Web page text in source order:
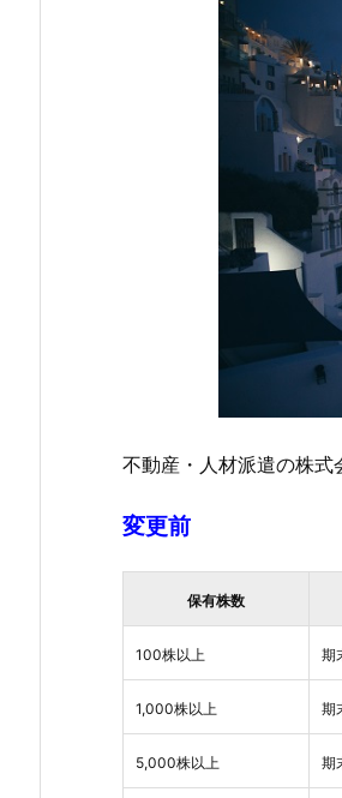
不動産・人材派遣の株式
変更前
保有株数
100株以上 期
1,000株以上 期
5,000株以上 期